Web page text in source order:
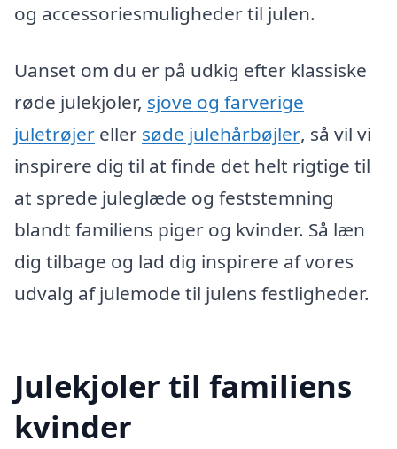
og accessoriesmuligheder til julen.
Uanset om du er på udkig efter klassiske
røde julekjoler, sjove og farverige
juletrøjer eller søde julehårbøjler, så vil vi
inspirere dig til at finde det helt rigtige til
at sprede juleglæde og feststemning
blandt familiens piger og kvinder. Så læn
dig tilbage og lad dig inspirere af vores
udvalg af julemode til julens festligheder.
Julekjoler til familiens
kvinder